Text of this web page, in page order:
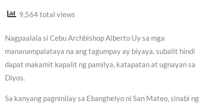
9,564 total views
Nagpaalala si Cebu Archbishop Alberto Uy sa mga
mananampalataya na ang tagumpay ay biyaya, subalit hindi
dapat makamit kapalit ng pamilya, katapatan at ugnayan sa
Diyos.
Sa kanyang pagninilay sa Ebanghelyo ni San Mateo, sinabi ng